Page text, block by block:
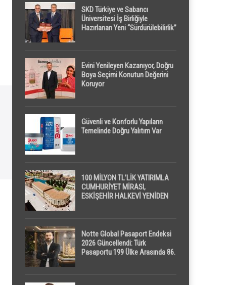
SKD Türkiye ve Sabancı
Üniversitesi İş Birliğiyle
Hazırlanan Yeni “Sürdürülebilirlik”
Evini Yenileyen Kazanıyor, Doğru
Boya Seçimi Konutun Değerini
Koruyor
Güvenli ve Konforlu Yapıların
Temelinde Doğru Yalıtım Var
100 MİLYON TL’LİK YATIRIMLA
CUMHURİYET MİRASI,
ESKİŞEHİR HALKEVİ YENİDEN
Notte Global Pasaport Endeksi
2026 Güncellendi: Türk
Pasaportu 199 Ülke Arasında 86.